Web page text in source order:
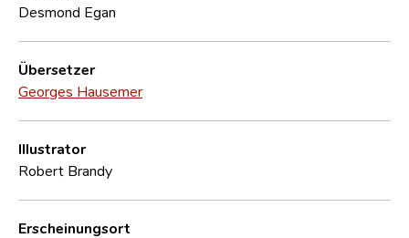
Desmond Egan
Übersetzer
Georges Hausemer
Illustrator
Robert Brandy
Erscheinungsort